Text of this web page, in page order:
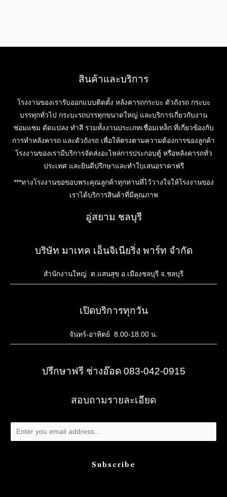
สินค้าและบริการ
โรงงานของเรารับออกแบบติดตั้ง หลังคารถกระบะ ตัวถังรถ กระบะ
บรรทุกทั่วไป กระบะรถบรรทุกขนาดใหญ่ และบริการเกี่ยวกับงาน
ซ่อมแซม ดัดแปลง ทำสี รวมทั้งงานประเภทเชื่อมเหล็ก ที่เกี่ยวข้องกับ
การทำหลังคารถ และตัวถังรถ เพื่อให้ตรงตามความต้องการของลูกค้า
โรงงานของเรามีบริการจัดส่งอะไหล่การประกอบตู้ หรือหลังคารถทั่ว
ประเทศ และยินดีปรึกษาและทำใบเสนอราคาฟรี
***ทางโรงงานขอขอบพระคุณลูกค้าทุกท่านที่ไว้วางใจให้โรงงานของ
เราได้บริการสินค้าที่มีคุณภาพ
อู่สยาม ชลบุรี
บริษัท มาเทค เอ็นจิเนียริ่ง พาร์ท จำกัด
สำนักงานใหญ่ ต.แสนสุข อ.เมืองชลบุรี จ.ชลบุรี
เปิดบริการทุกวัน
จันทร์-อาทิตย์ 8.00-18.00 น.
ปรึกษาฟรี ช่างอ๊อด 083-042-0915
สอบถามรายละเอียด
Subscribe